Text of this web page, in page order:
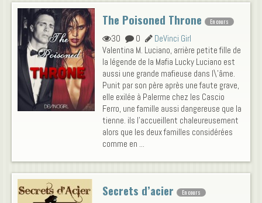
The Poisoned Throne En cours
30 0
DeVinci Girl
Valentina M. Luciano, arrière petite fille de
la légende de la Mafia Lucky Luciano est
aussi une grande mafieuse dans l\'âme.
Punit par son père après une faute grave,
elle exilée à Palerme chez les Cascio
Ferro, une famille aussi dangereuse que la
tienne. ils l'accueillent chaleureusement
alors que les deux familles considérées
comme en ...
Secrets d’acier En cours